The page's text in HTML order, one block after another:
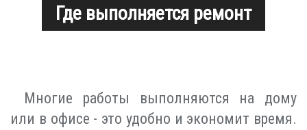
Где выполняется ремонт
Многие работы выполняются на дому
или в офисе - это удобно и экономит время.